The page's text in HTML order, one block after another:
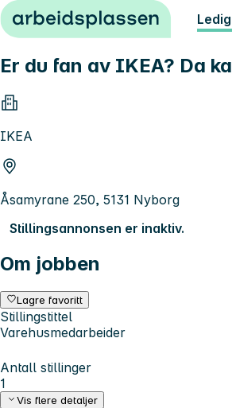
Hopp til innhold
Er du fan av IKEA? Da
IKEA
Åsamyrane 250, 5131 Nyborg
Stillingsannonsen er inaktiv.
Om jobben
Lagre favoritt
Stillingstittel
Varehusmedarbeider
Antall stillinger
1
Vis flere detaljer